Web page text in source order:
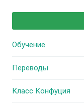
Обучение
Переводы
Класс Конфуция